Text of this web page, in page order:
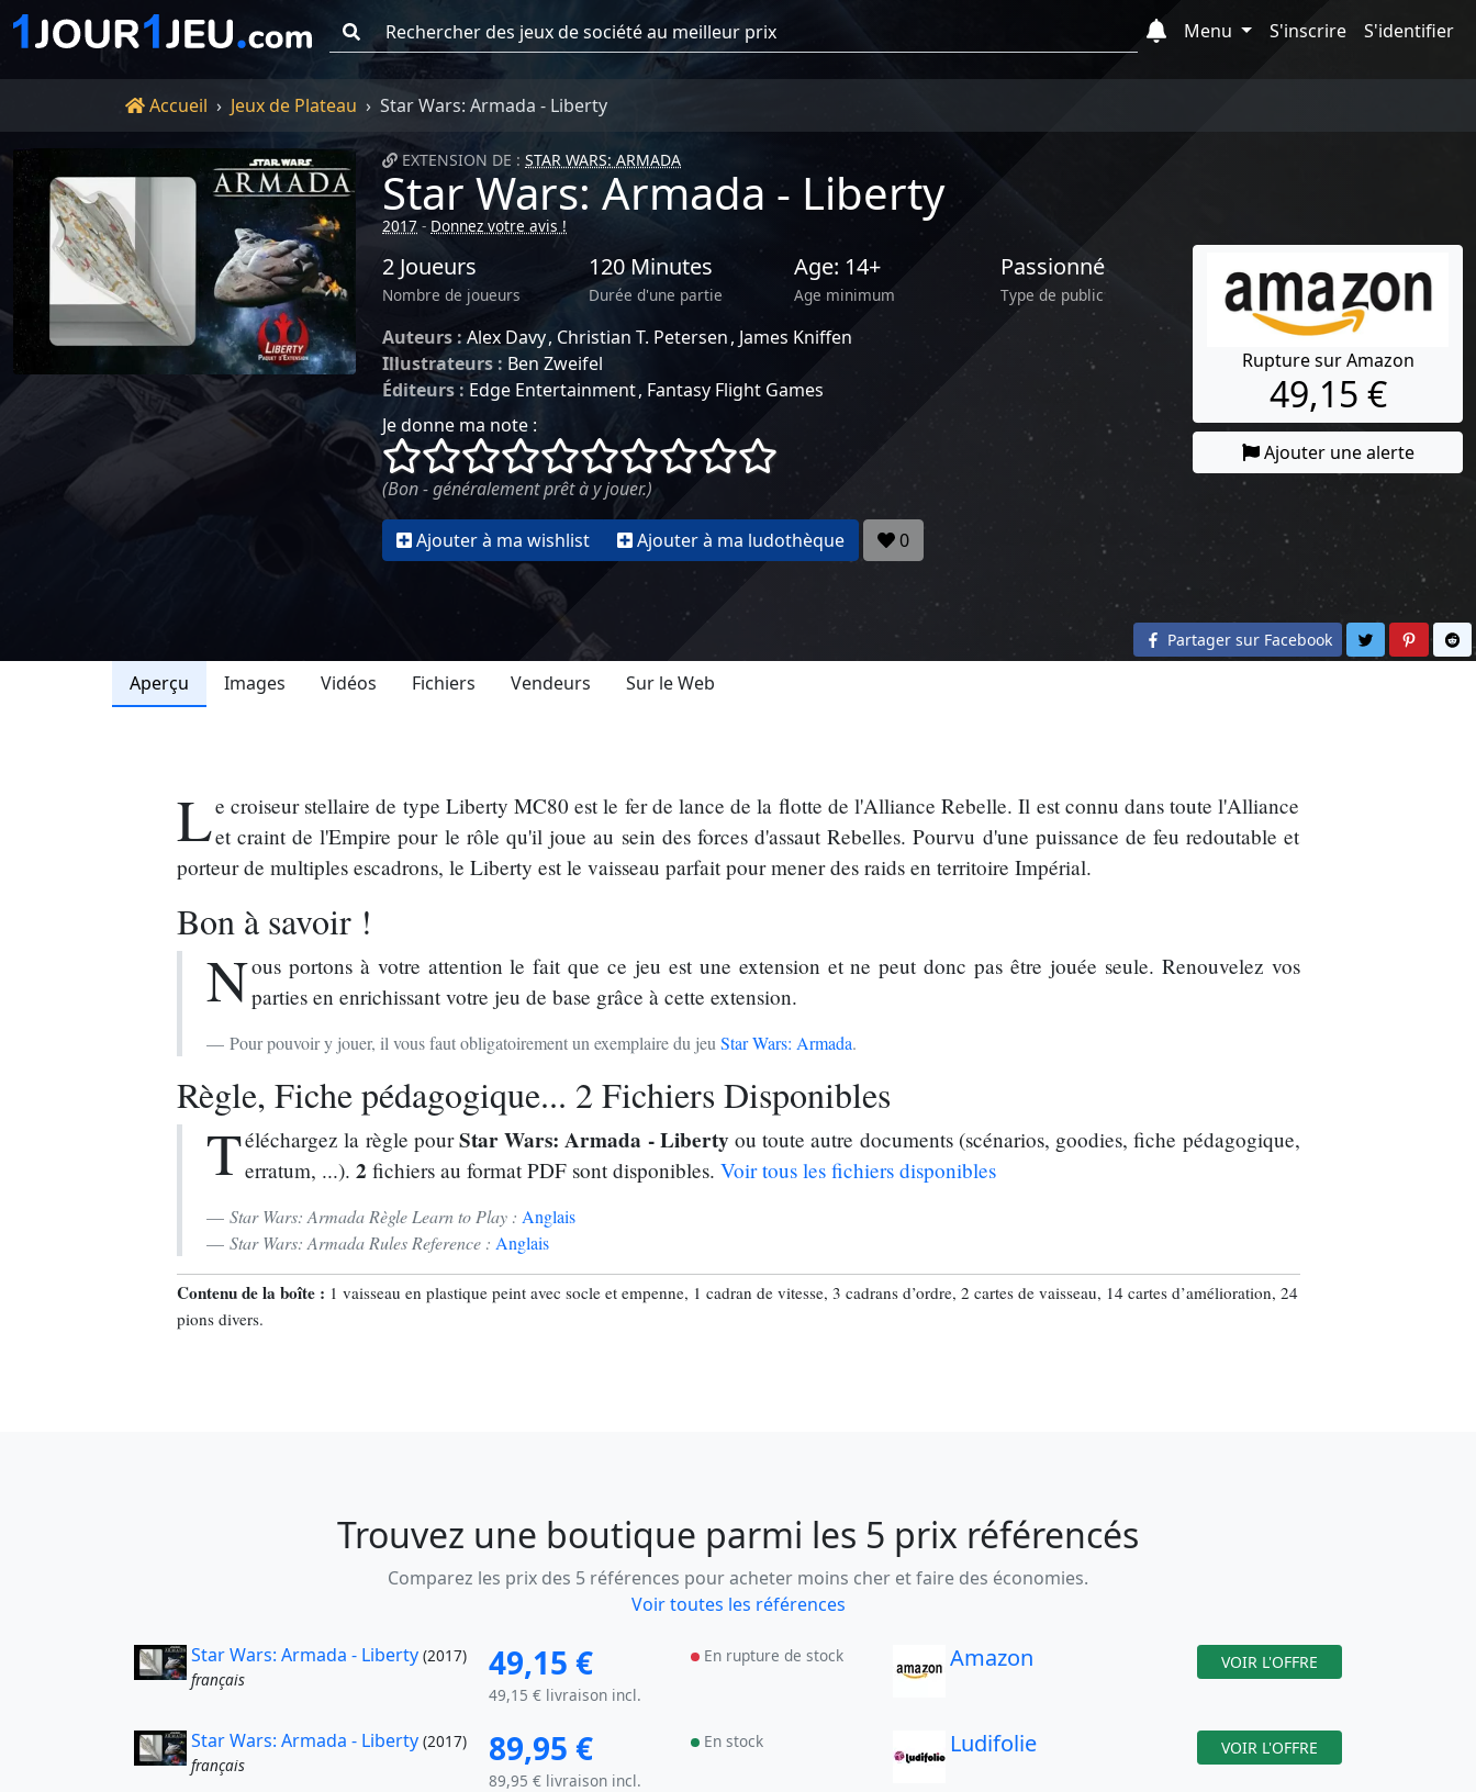
Menu
S'inscrire S'identifier
Accueil
Accueil Jeux de Plateau Star Wars: Armada - Liberty
EXTENSION DE : STAR WARS: ARMADA
Star Wars: Armada - Liberty
2017 - Donnez votre avis !
2 Joueurs
Nombre de joueurs
120 Minutes
Durée d'une partie
Age: 14+
Age minimum
Passionné
Type de public
Auteurs :Alex Davy Christian T. Petersen James Kniffen
Illustrateurs : Ben Zweifel
Éditeurs : Edge Entertainment Fantasy Flight Games
Je donne ma note :
()
() () () () () () () ()
(Bon - généralement prêt à y jouer.)
Ajouter à ma wishlist Ajouter à ma ludothèque 0
Rupture sur Amazon
49,15 €
Ajouter une alerte
Partager sur Facebook Partager sur
Aperçu Images Vidéos Fichiers Vendeurs Sur le Web
Le croiseur stellaire de type Liberty MC80 est le fer de lance de la flotte de l'Alliance Rebelle. Il est connu dans toute l'Alliance
et craint de l'Empire pour le rôle qu'il joue au sein des forces d'assaut Rebelles. Pourvu d'une puissance de feu redoutable et
porteur de multiples escadrons, le Liberty est le vaisseau parfait pour mener des raids en territoire Impérial.
Bon à savoir !
Nous portons à votre attention le fait que ce jeu est une extension et ne peut donc pas être jouée seule. Renouvelez vos
parties en enrichissant votre jeu de base grâce à cette extension.
Pour pouvoir y jouer, il vous faut obligatoirement un exemplaire du jeu Star Wars: Armada.
Règle, Fiche pédagogique... 2 Fichiers Disponibles
Téléchargez la règle pourStar Wars: Armada - Liberty ou toute autre documents (scénarios, goodies, fiche pédagogique,
erratum, ...).2 fichiers au format PDF sont disponibles.Voir tous les fichiers disponibles
Star Wars: Armada Règle Learn to Play : Anglais
Star Wars: Armada Rules Reference : Anglais
Contenu de la boîte : 1 vaisseau en plastique peint avec socle et empenne, 1 cadran de vitesse, 3 cadrans d’ordre, 2 cartes de vaisseau, 14 cartes d’amélioration, 24
pions divers.
Trouvez une boutique parmi les 5 prix référencés
Comparez les prix des 5 références pour acheter moins cher et faire des économies.
Voir toutes les références
Star Wars: Armada - Liberty (2017)
français
49,15 €
49,15 € livraison incl.
En rupture de stock Amazon VOIR L'OFFRE
Star Wars: Armada - Liberty (2017)
français
89,95 €
89,95 € livraison incl.
En stock Ludifolie VOIR L'OFFRE